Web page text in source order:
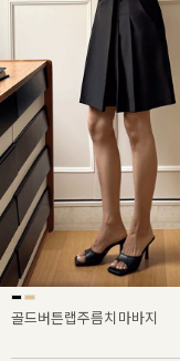
골드버튼랩주름치마바지